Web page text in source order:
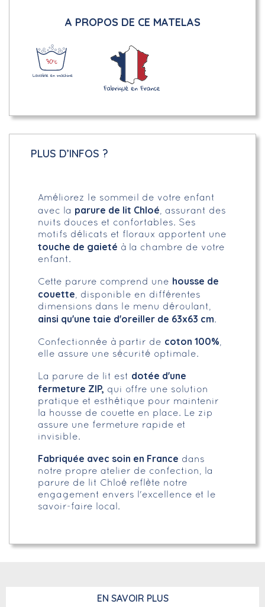
A PROPOS DE CE MATELAS
PLUS D’INFOS ?
Améliorez le sommeil de votre enfant
avec la parure de lit Chloé , assurant des
nuits douces et confortables. Ses
motifs délicats et floraux apportent une
touche de gaieté à la chambre de votre
enfant.
Cette parure comprend une housse de
couette , disponible en différentes
dimensions dans le menu déroulant,
ainsi qu'une taie d'oreiller de 63x63 cm.
Confectionnée à partir de coton 100%
elle assure une sécurité optimale.
La parure de lit est dotée d'une
fermeture ZIP, qui offre une solution
pratique et esthétique pour maintenir
la housse de couette en place. Le zip
assure une fermeture rapide et
invisible.
Fabriquée avec soin en France dans
notre propre atelier de confection, la
parure de lit Chloé reflète notre
engagement envers l'excellence et le
savoir-faire local.
EN SAVOIR PLUS